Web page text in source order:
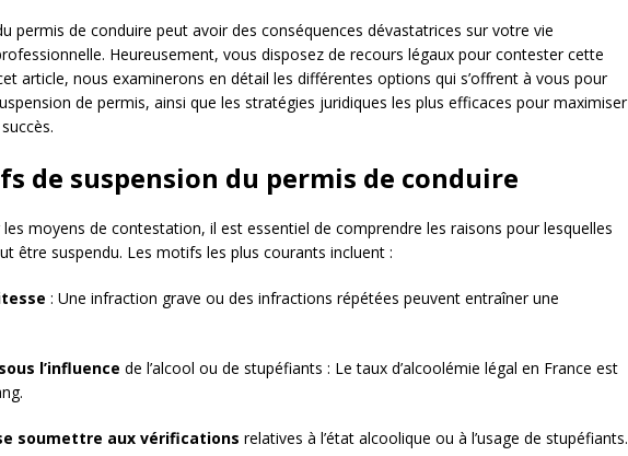
permis de conduire peut avoir des conséquences dévastatrices sur votre vie
Heureusement, vous disposez de recours légaux pour contester cette
article, nous examinerons en détail les différentes options qui s’offrent à vous pour
de permis, ainsi que les stratégies juridiques les plus efficaces pour maximiser
de suspension du permis de conduire
les moyens de contestation, il est essentiel de comprendre les raisons pour lesquelles
être suspendu. Les motifs les plus courants incluent :
: Une infraction grave ou des infractions répétées peuvent entraîner une
l’influence de l’alcool ou de stupéfiants : Le taux d’alcoolémie légal en France est
soumettre aux vérifications relatives à l’état alcoolique ou à l’usage de stupéfiants.